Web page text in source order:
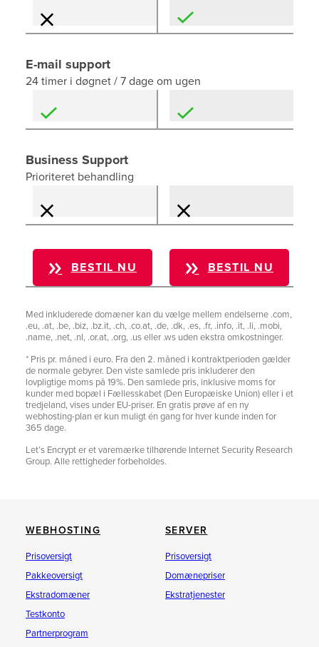
E-mail support
24 timer i døgnet / 7 dage om ugen
Business Support
Prioriteret behandling
BESTIL NU BESTIL NU
Med inkluderede domæner kan du vælge mellem endelserne .com,
.eu, .at, .be, .biz, .bz.it, .ch, .co.at, .de, .dk, .es, .fr, .info, .it, .li, .mobi,
.name, .net, .nl, .or.at, .org, .us eller .ws uden ekstra omkostninger.
* Pris pr. måned i euro. Fra den 2. måned i kontraktperioden gælder
de normale gebyrer. Den viste samlede pris inkluderer den
lovpligtige moms på 19%. Den samlede pris, inklusive moms for
kunder med bopæl i Fællesskabet (Den Europæiske Union) eller i et
tredjeland, vises under EU-priser. En gratis prøve af en ny
webhosting-plan er kun muligt én gang for hver kunde inden for
365 dage.
Let’s Encrypt er et varemærke tilhørende Internet Security Research
Group. Alle rettigheder forbeholdes.
WEBHOSTING
Prisoversigt
Pakkeoversigt
Ekstradomæner
Testkonto
Partnerprogram
SERVER
Prisoversigt
Domænepriser
Ekstratjenester